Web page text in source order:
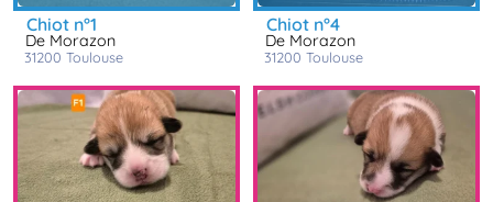
chiot n°1
De Morazon
31200 toulouse
chiot n°4
De Morazon
31200 toulouse